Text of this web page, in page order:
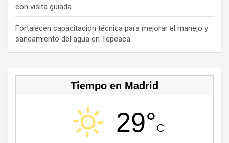
n
n
el
con visita guiada
Fortalecen capacitación técnica para mejorar el manejo y
saneamiento del agua en Tepeaca
Tiempo en Madrid
29°C